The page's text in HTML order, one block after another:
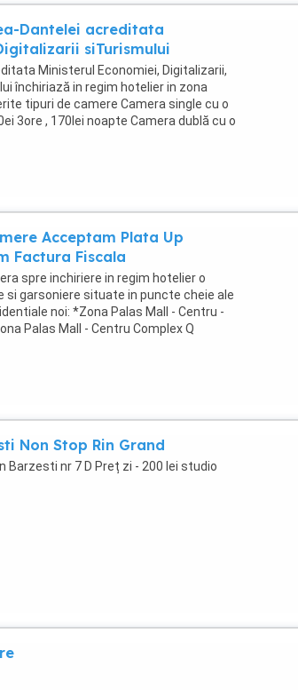
Dantelei acreditata
siTurismului
Ministerul Economiei, Digitalizarii,
închiriază in regim hotelier in zona
tipuri de camere Camera single cu o
3ore , 170lei noapte Camera dublă cu o
Acceptam Plata Up
Factura Fiscala
spre inchiriere in regim hotelier o
garsoniere situate in puncte cheie ale
noi: *Zona Palas Mall - Centru -
Palas Mall - Centru Complex Q
Non Stop Rin Grand
Barzesti nr 7 D Preț zi - 200 lei studio